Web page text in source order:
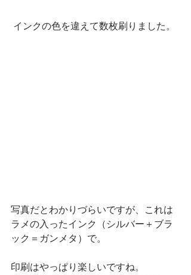
インクの色を違えて数枚刷りました。
写真だとわかりづらいですが、これは
ラメの入ったインク（シルバー＋ブラ
ック＝ガンメタ）で。
印刷はやっぱり楽しいですね。